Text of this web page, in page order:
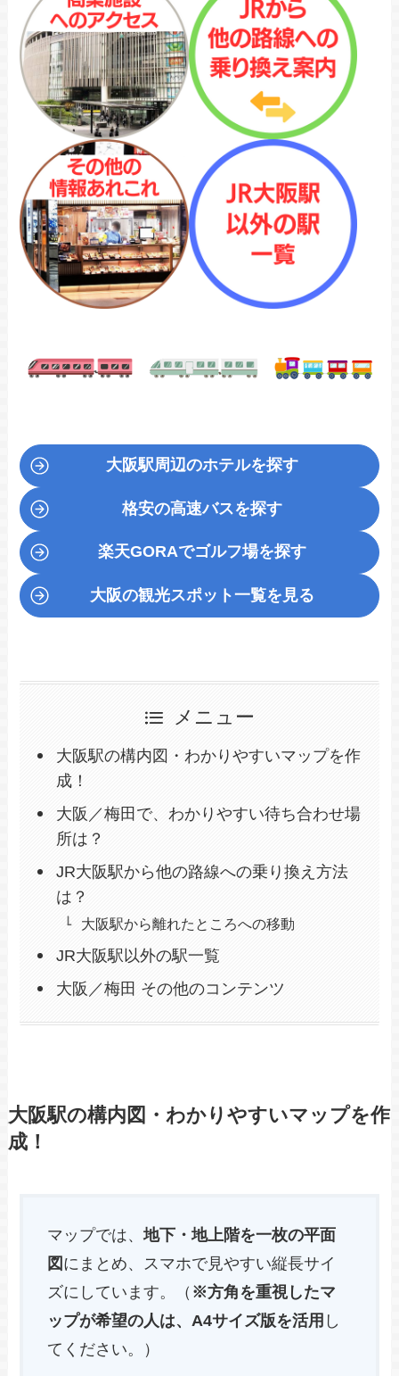
大阪駅周辺のホテルを探す
格安の高速バスを探す
楽天GORAでゴルフ場を探す
大阪の観光スポット一覧を見る
メニュー
大阪駅の構内図・わかりやすいマップを作
成！
大阪／梅田で、わかりやすい待ち合わせ場
所は？
JR大阪駅から他の路線への乗り換え方法
は？
大阪駅から離れたところへの移動
JR大阪駅以外の駅一覧
大阪／梅田 その他のコンテンツ
大阪駅の構内図・わかりやすいマップを作
成！
マップでは、地下・地上階を一枚の平面
図 にまとめ、スマホで見やすい縦長サイ
ズにしています。（ ※方角を重視したマ
ップが希望の人は、A4サイズ版を活用 し
てください。）